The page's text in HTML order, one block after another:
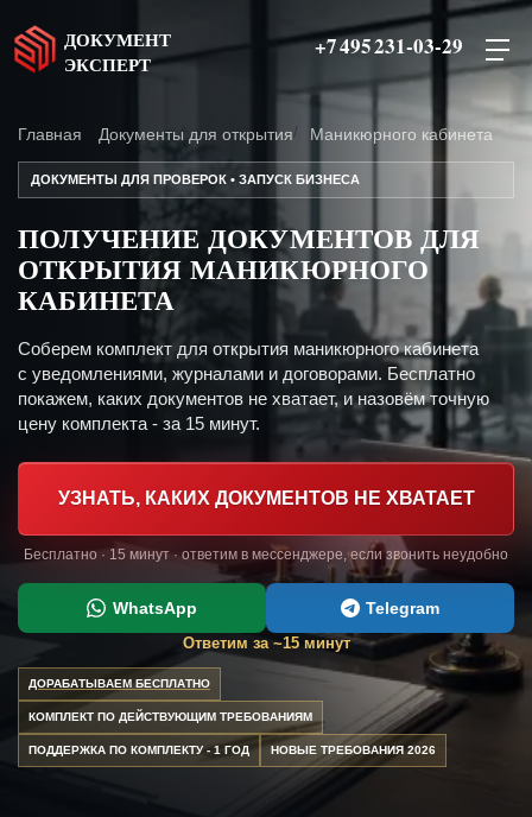
ДОКУМЕНТ
ЭКСПЕРТ
+7 495 231-03-29
Главная Документы для открытия Маникюрного кабинета
ДОКУМЕНТЫ ДЛЯ ПРОВЕРОК • ЗАПУСК БИЗНЕСА
ПОЛУЧЕНИЕ ДОКУМЕНТОВ ДЛЯ
ОТКРЫТИЯ МАНИКЮРНОГО
КАБИНЕТА
Соберем комплект для открытия маникюрного кабинета
с уведомлениями, журналами и договорами. Бесплатно
покажем, каких документов не хватает, и назовём точную
цену комплекта - за 15 минут.
УЗНАТЬ, КАКИХ ДОКУМЕНТОВ НЕ ХВАТАЕТ
Бесплатно · 15 минут · ответим в мессенджере, если звонить неудобно
WhatsApp Telegram
Ответим за ~15 минут
ДОРАБАТЫВАЕМ БЕСПЛАТНО
КОМПЛЕКТ ПО ДЕЙСТВУЮЩИМ ТРЕБОВАНИЯМ
ПОДДЕРЖКА ПО КОМПЛЕКТУ - 1 ГОД НОВЫЕ ТРЕБОВАНИЯ 2026